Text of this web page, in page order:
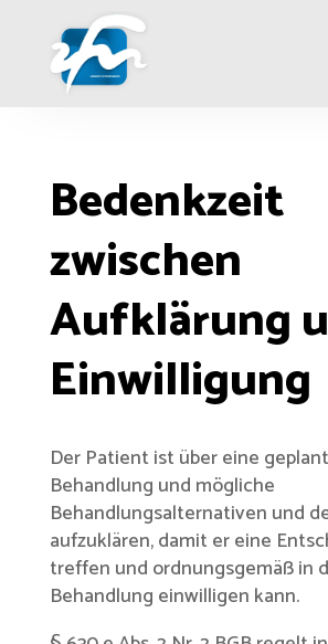
Bedenkzeit
zwischen
Aufklärung
Einwilligung
Der Patient ist über eine
Behandlung und mögliche
Behandlungsalternativen und
aufzuklären, damit er eine
treffen und ordnungsgemäß in
Behandlung einwilligen kann.